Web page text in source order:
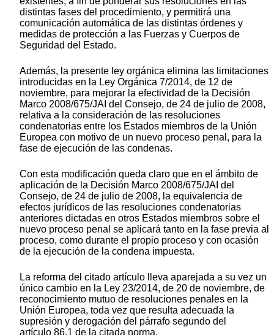
distintas fases del procedimiento, y permitirá una
comunicación automática de las distintas órdenes y
medidas de protección a las Fuerzas y Cuerpos de
Seguridad del Estado.
Además, la presente ley orgánica elimina las limitaciones
introducidas en la Ley Orgánica 7/2014, de 12 de
noviembre, para mejorar la efectividad de la Decisión
Marco 2008/675/JAI del Consejo, de 24 de julio de 2008,
relativa a la consideración de las resoluciones
condenatorias entre los Estados miembros de la Unión
Europea con motivo de un nuevo proceso penal, para la
fase de ejecución de las condenas.
Con esta modificación queda claro que en el ámbito de
aplicación de la Decisión Marco 2008/675/JAI del
Consejo, de 24 de julio de 2008, la equivalencia de
efectos jurídicos de las resoluciones condenatorias
anteriores dictadas en otros Estados miembros sobre el
nuevo proceso penal se aplicará tanto en la fase previa al
proceso, como durante el propio proceso y con ocasión
de la ejecución de la condena impuesta.
La reforma del citado artículo lleva aparejada a su vez un
único cambio en la Ley 23/2014, de 20 de noviembre, de
reconocimiento mutuo de resoluciones penales en la
Unión Europea, toda vez que resulta adecuada la
supresión y derogación del párrafo segundo del
artículo 86.1 de la citada norma.